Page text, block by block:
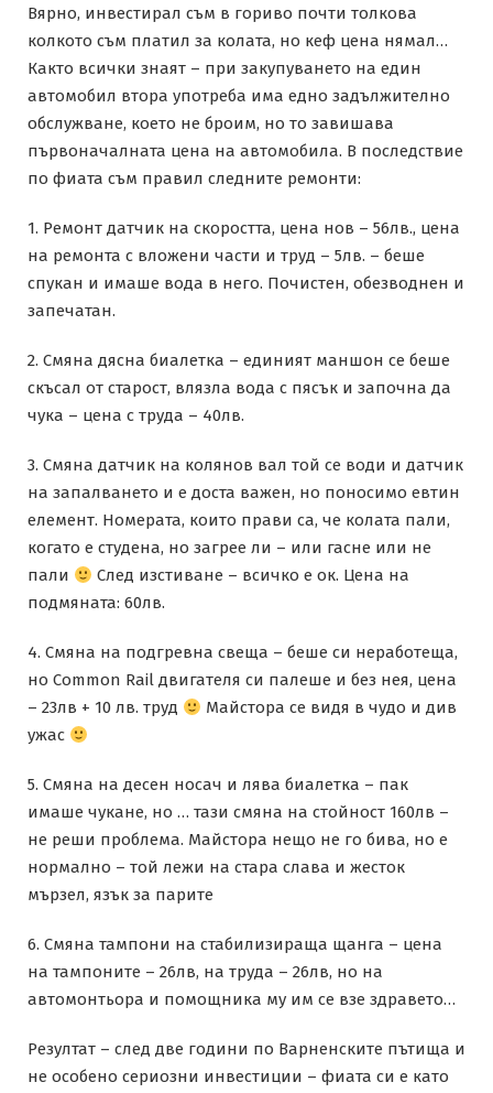
Вярно, инвестирал съм в гориво почти толкова
колкото съм платил за колата, но кеф цена нямал…
Както всички знаят – при закупуването на един
автомобил втора употреба има едно задължително
обслужване, което не броим, но то завишава
първоначалната цена на автомобила. В последствие
по фиата съм правил следните ремонти:
1. Ремонт датчик на скоростта, цена нов – 56лв., цена
на ремонта с вложени части и труд – 5лв. – беше
спукан и имаше вода в него. Почистен, обезводнен и
запечатан.
2. Смяна дясна биалетка – единият маншон се беше
скъсал от старост, влязла вода с пясък и започна да
чука – цена с труда – 40лв.
3. Смяна датчик на колянов вал той се води и датчик
на запалването и е доста важен, но поносимо евтин
елемент. Номерата, които прави са, че колата пали,
когато е студена, но загрее ли – или гасне или не
пали
След изстиване – всичко е ок. Цена на
подмяната: 60лв.
4. Смяна на подгревна свеща – беше си неработеща,
но Common Rail двигателя си палеше и без нея, цена
– 23лв + 10 лв. труд
Майстора се видя в чудо и див
ужас
5. Смяна на десен носач и лява биалетка – пак
имаше чукане, но … тази смяна на стойност 160лв –
не реши проблема. Майстора нещо не го бива, но е
нормално – той лежи на стара слава и жесток
мързел, язък за парите
6. Смяна тампони на стабилизираща щанга – цена
на тампоните – 26лв, на труда – 26лв, но на
автомонтьора и помощника му им се взе здравето…
Резултат – след две години по Варненските пътища и
не особено сериозни инвестиции – фиата си е като